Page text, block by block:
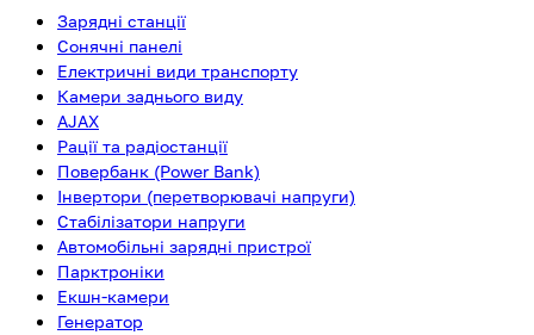
Зарядні станції
Сонячні панелі
Електричні види транспорту
Камери заднього виду
AJAX
Рації та радіостанції
Повербанк (Power Bank)
Інвертори (перетворювачі напруги)
Стабілізатори напруги
Автомобільні зарядні пристрої
Парктроніки
Екшн-камери
Генератор